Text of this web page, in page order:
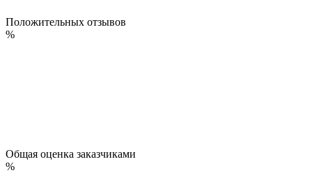
Положительных отзывов
%
Общая оценка заказчиками
%